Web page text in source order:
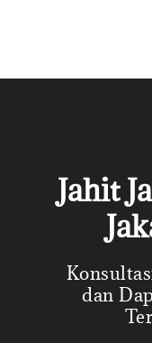
Jahit
dan